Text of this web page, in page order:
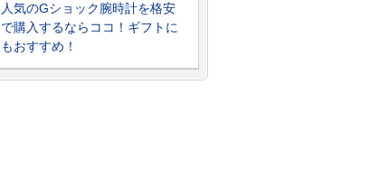
人気のGショック腕時計を格安
で購入するならココ！ギフトに
もおすすめ！